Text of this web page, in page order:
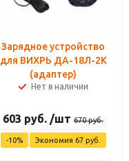
Зарядное устройство
для ВИХРЬ ДА-18Л-2К
(адаптер)
Нет в наличии
603 руб. /шт 670руб.
-10% Экономия 67руб.